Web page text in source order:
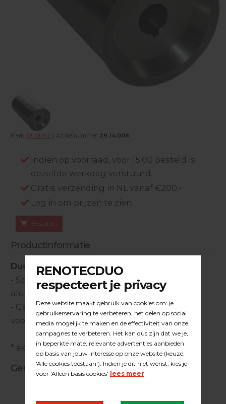
Merk: DUOLINE | Artikelnummer: 29.14.008
Indien op voorraad, voor 15:00 besteld is
dezelfde werkdag verstuurd.
Gratis verzending in NL vanaf €200,-
Log in om prijzen te zien.
Bestellen
Productinformatie
Duoline adapter tbv Bona/Orebro
- Speciaal vervaardigd uit hoogwaardig
aluminium
- Garandeert een optimale schuifpassing en
voorkomt beschadigingen aan de schuuras
* exclusief borstel
Gerelateerde producten